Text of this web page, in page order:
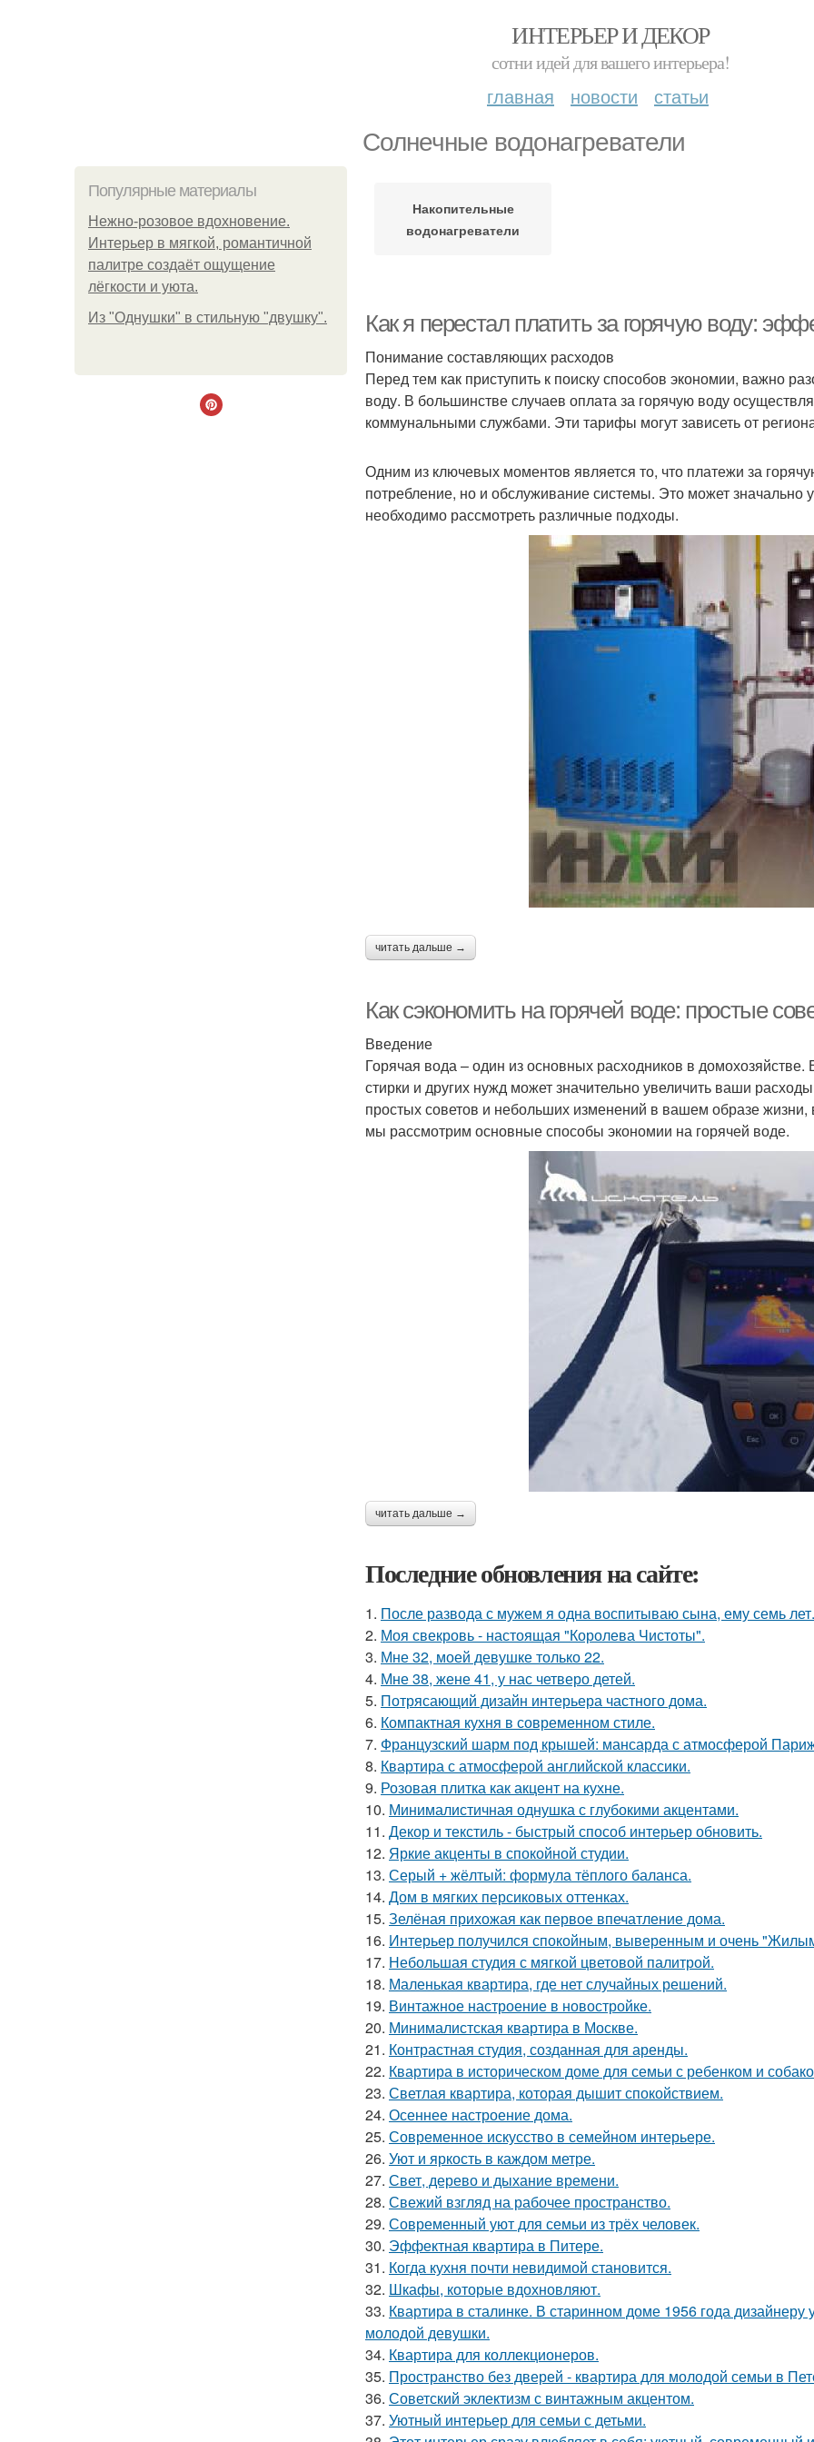
ИНТЕРЬЕР И ДЕКОР
сотни идей для вашего интерьера!
главная новости статьи
Солнечные водонагреватели
Популярные материалы
Нежно-розовое вдохновение.
Интерьер в мягкой, романтичной
палитре создаёт ощущение
лёгкости и уюта.
Из "Однушки" в стильную "двушку".
Накопительные
водонагреватели
Как я перестал платить за горячую воду:
Понимание составляющих расходов
Перед тем как приступить к поиску способов экономии, важно
воду. В большинстве случаев оплата за горячую воду
коммунальными службами. Эти тарифы могут зависеть от
Одним из ключевых моментов является то, что платежи за
потребление, но и обслуживание системы. Это может значально
необходимо рассмотреть различные подходы.
читать дальше →
Как сэкономить на горячей воде: простые
Введение
Горячая вода – один из основных расходников в
стирки и других нужд может значительно увеличить ваши
простых советов и небольших изменений в вашем образе жизни,
мы рассмотрим основные способы экономии на горячей воде.
читать дальше →
Последние обновления на сайте:
1. После развода с мужем я одна воспитываю сына, ему семь лет.
2. Моя свекровь - настоящая "Королева Чистоты".
3. Мне 32, моей девушке только 22.
4. Мне 38, жене 41, у нас четверо детей.
5. Потрясающий дизайн интерьера частного дома.
6. Компактная кухня в современном стиле.
7. Французский шарм под крышей: мансарда с атмосферой
8. Квартира с атмосферой английской классики.
9. Розовая плитка как акцент на кухне.
10. Минималистичная однушка с глубокими акцентами.
11. Декор и текстиль - быстрый способ интерьер обновить.
12. Яркие акценты в спокойной студии.
13. Серый + жёлтый: формула тёплого баланса.
14. Дом в мягких персиковых оттенках.
15. Зелёная прихожая как первое впечатление дома.
16. Интерьер получился спокойным, выверенным и очень
17. Небольшая студия с мягкой цветовой палитрой.
18. Маленькая квартира, где нет случайных решений.
19. Винтажное настроение в новостройке.
20. Минималистская квартира в Москве.
21. Контрастная студия, созданная для аренды.
22. Квартира в историческом доме для семьи с ребенком и
23. Светлая квартира, которая дышит спокойствием.
24. Осеннее настроение дома.
25. Современное искусство в семейном интерьере.
26. Уют и яркость в каждом метре.
27. Свет, дерево и дыхание времени.
28. Свежий взгляд на рабочее пространство.
29. Современный уют для семьи из трёх человек.
30. Эффектная квартира в Питере.
31. Когда кухня почти невидимой становится.
32. Шкафы, которые вдохновляют.
33. Квартира в сталинке. В старинном доме 1956 года
молодой девушки.
34. Квартира для коллекционеров.
35. Пространство без дверей - квартира для молодой семьи в
36. Советский эклектизм с винтажным акцентом.
37. Уютный интерьер для семьи с детьми.